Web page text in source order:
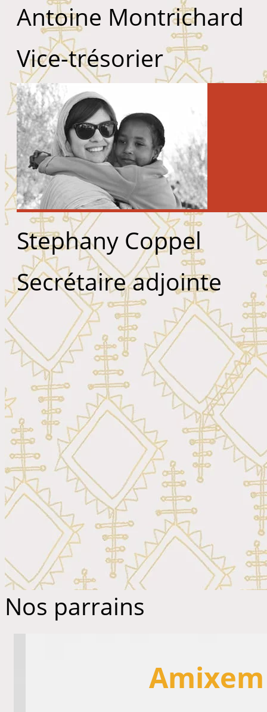
Antoine Montrichard
Vice-trésorier
Stephany Coppel
Secrétaire adjointe
Nos parrains